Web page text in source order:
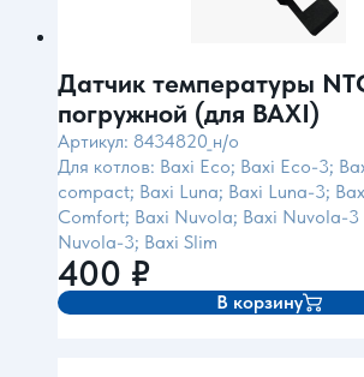
Датчик температуры
погружной (для BAXI)
Артикул: 8434820_н/о
Для котлов: Baxi Eco; Baxi Eco-3;
compact; Baxi Luna; Baxi Luna-3;
Comfort; Baxi Nuvola; Baxi Nuvola-
Nuvola-3; Baxi Slim
400 ₽
В корзину